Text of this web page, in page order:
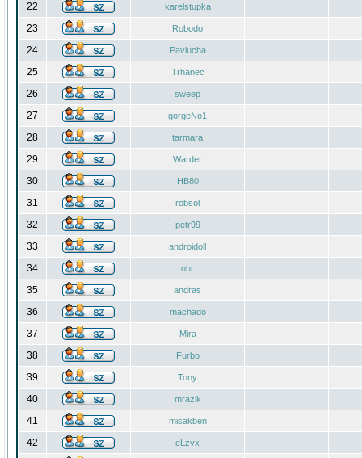
22 karelstupka
23 Robodo
24 Pavlucha
25 Trhanec
26 sweep
27 gorgeNo1
28 tarmara
29 Warder
30 HB80
31 robsol
32 petr99
33 androidoll
34 ohr
35 andras
36 machado
37 Mira
38 Furbo
39 Tony
40 mrazik
41 misakben
42 eLzyx